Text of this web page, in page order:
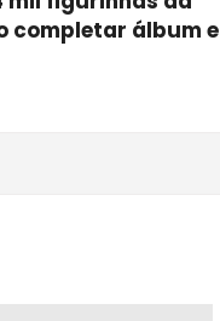
completar álbum e